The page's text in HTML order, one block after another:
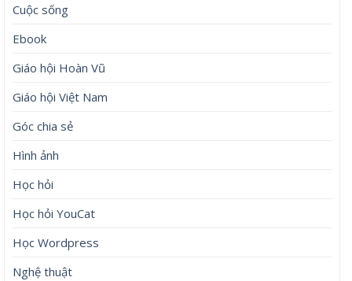
Cuộc sống
Ebook
Giáo hội Hoàn Vũ
Giáo hội Việt Nam
Góc chia sẻ
Hình ảnh
Học hỏi
Học hỏi YouCat
Học Wordpress
Nghệ thuật